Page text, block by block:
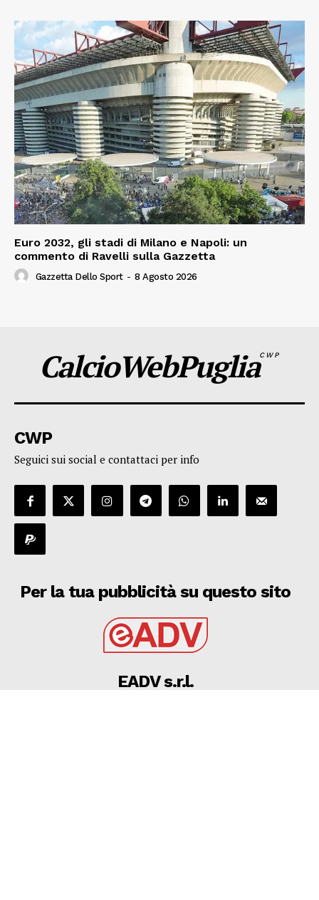
Euro 2032, gli stadi di Milano e Napoli: un
commento di Ravelli sulla Gazzetta
Gazzetta Dello Sport - 8 Agosto 2026
CalcioWebPugliaCWP
CWP
Seguici sui social e contattaci per info
Per la tua pubblicità su questo sito
EADV s.r.l.